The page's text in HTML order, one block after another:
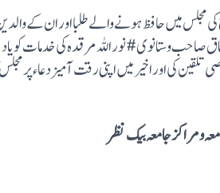
میں حافظ ہونے والے طلبا اور ان کے والدین
وستانوی# نور اللہ مرقدہ کی خدمات کو یاد
کی اور اخیر میں اپنی رقت آمیز دعاء پر
ومراکز جامعہ بیک نظر